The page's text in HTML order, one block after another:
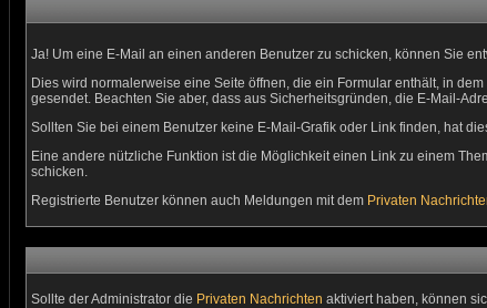
Ja! Um eine E-Mail an einen anderen Benutzer zu schicken, können Sie
Dies wird normalerweise eine Seite öffnen, die ein Formular enthält, in
gesendet. Beachten Sie aber, dass aus Sicherheitsgründen, die E-Mail-
Sollten Sie bei einem Benutzer keine E-Mail-Grafik oder Link finden, hat
Eine andere nützliche Funktion ist die Möglichkeit einen Link zu einem
schicken.
Registrierte Benutzer können auch Meldungen mit dem Privaten
Sollte der Administrator die Privaten Nachrichten aktiviert haben, können